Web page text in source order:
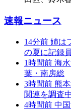
速報ニュース
14分前 姉は
の夏に記録
1時間前 海
葉・南房総
3時間前 熊
関連を調査
4時間前 中